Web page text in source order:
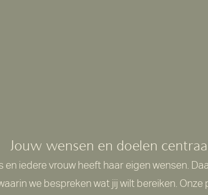
Jouw wensen en doelen
en iedere vrouw heeft haar eigen wensen.
we bespreken wat jij wilt bereiken. Onze